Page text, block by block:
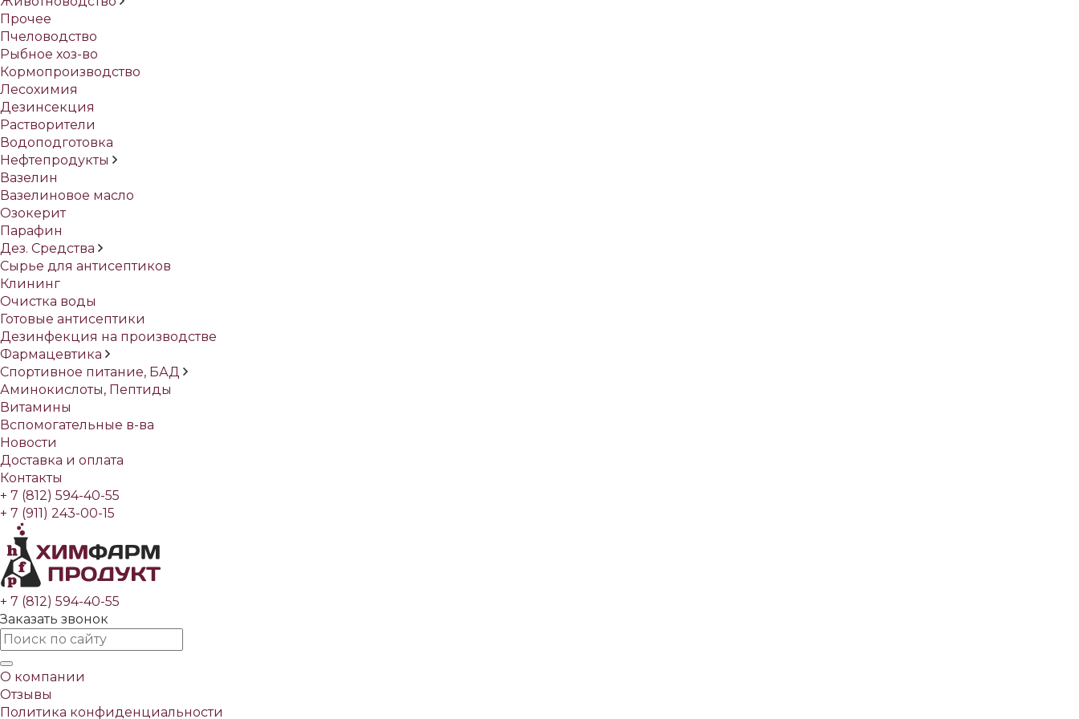
Прочее
Пчеловодство
Рыбное хоз-во
Кормопроизводство
Лесохимия
Дезинсекция
Растворители
Водоподготовка
Нефтепродукты
Вазелин
Вазелиновое масло
Озокерит
Парафин
Дез. Средства
Сырье для антисептиков
Клининг
Очистка воды
Готовые антисептики
Дезинфекция на производстве
Фармацевтика
Спортивное питание, БАД
Аминокислоты, Пептиды
Витамины
Вспомогательные в-ва
Новости
Доставка и оплата
Контакты
+ 7 (812) 594-40-55
+ 7 (911) 243-00-15
+ 7 (812) 594-40-55
Заказать звонок
О компании
Отзывы
Политика конфиденциальности